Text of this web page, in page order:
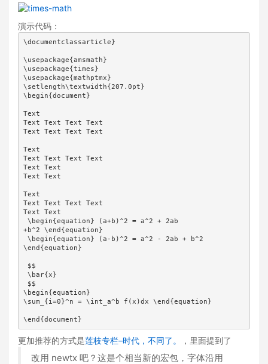
演示代码：
\documentclassarticle}
\usepackage{amsmath}
\usepackage{times}
\usepackage{mathptmx}
\setlength\textwidth{207.0pt}
\begin{document}
Text
Text Text Text Text
Text Text Text Text
Text
Text Text Text Text
Text Text
Text Text
Text
Text Text Text Text
Text Text
\begin{equation} (a+b)^2 = a^2 + 2ab
+b^2 \end{equation}
\begin{equation} (a-b)^2 = a^2 - 2ab + b^2
\end{equation}
$$
\bar{x}
$$
\begin{equation}
\sum_{i=0}^n = \int_a^b f(x)dx \end{equation}
\end{document}
更加推荐的方式是莲枝专栏–时代，不同了。 ，里面提到了
改用 newtx 吧？这是个相当新的宏包，字体沿用